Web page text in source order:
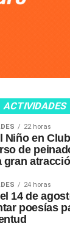
ACTIVIDADES
22 horas
Niño en
de
gran
24 horas
14 de
poesías